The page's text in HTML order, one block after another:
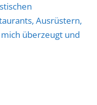
Ausrüstern,
überzeugt und